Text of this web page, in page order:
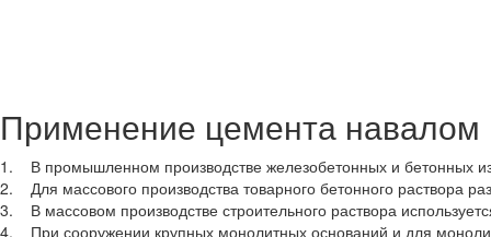
Применение цемента навалом
1. В промышленном производстве железобетонных и бетонных
2. Для массового производства товарного бетонного раствора
3. В массовом производстве строительного раствора
4. При сооружении крупных монолитных оснований и для